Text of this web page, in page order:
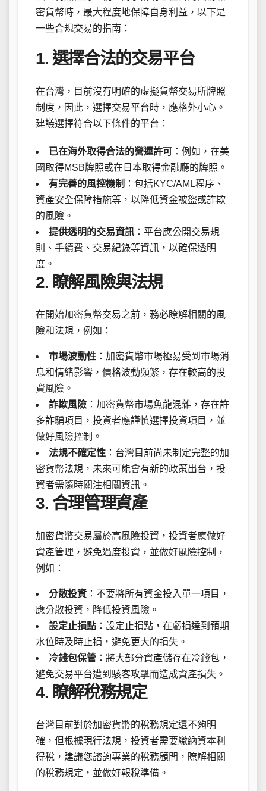
密貨幣時，最大程度地保障自身利益，以下是
一些合規交易的指南：
1. 選擇合法的交易平台
在台灣，目前沒有明確的虛擬貨幣交易所牌照
制度，因此，選擇交易平台時，應格外小心。
建議選擇符合以下條件的平台：
已在海外取得合法的營運許可 ：例如，在美
國取得MSB牌照或在日本取得金融廳的牌照。
有完善的風控機制 ：包括KYC/AML程序、
資產安全保障措施等，以降低資金被盜或詐欺
的風險。
提供透明的交易資訊 ：平台應公開交易規
則、手續費、交易紀錄等資訊，以確保透明
度。
2. 瞭解風險與法規
在開始加密貨幣交易之前，務必瞭解相關的風
險和法規，例如：
市場波動性 ：加密貨幣市場極易受到市場消
息和情緒影響，價格波動頻繁，存在較高的投
資風險。
詐欺風險 ：加密貨幣市場魚龍混雜，存在許
多詐騙項目，投資者應謹慎選擇投資項目，並
做好風險控制。
法規不確定性 ：台灣目前尚未制定完整的加
密貨幣法規，未來可能會有新的政策出台，投
資者需隨時關注相關資訊。
3. 合理管理資產
加密貨幣交易屬於高風險投資，投資者應做好
資產管理，避免過度投資，並做好風險控制，
例如：
分散投資：不要將所有資金投入單一項目，
應分散投資，降低投資風險。
設定止損點 ：設定止損點，在虧損達到預期
水位時及時止損，避免更大的損失。
冷錢包保管 ：將大部分資產儲存在冷錢包，
避免交易平台遭到駭客攻擊而造成資產損失。
4. 瞭解稅務規定
台灣目前對於加密貨幣的稅務規定還不夠明
確，但根據現行法規，投資者需要繳納資本利
得稅，建議您諮詢專業的稅務顧問，瞭解相關
的稅務規定，並做好報稅準備。